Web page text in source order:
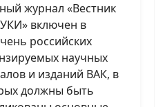
журнал «Вестник
включен в
российских
научных
и изданий ВАК, в
должны быть